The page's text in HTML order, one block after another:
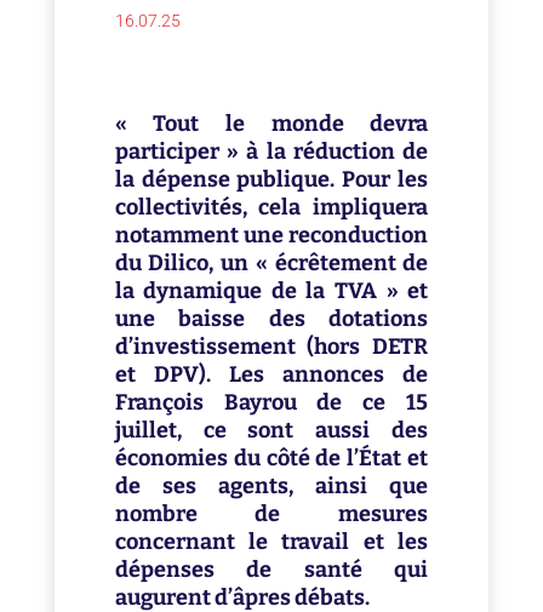
16.07.25
« Tout le monde devra
participer » à la réduction de
la dépense publique. Pour les
collectivités, cela impliquera
notamment une reconduction
du Dilico, un « écrêtement de
la dynamique de la TVA » et
une baisse des dotations
d’investissement (hors DETR
et DPV). Les annonces de
François Bayrou de ce 15
juillet, ce sont aussi des
économies du côté de l’État et
de ses agents, ainsi que
nombre de mesures
concernant le travail et les
dépenses de santé qui
augurent d’âpres débats.